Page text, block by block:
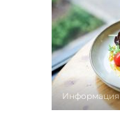
Информация